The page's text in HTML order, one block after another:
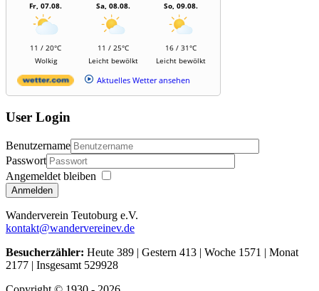
Fr, 07.08.
11 / 20°C
Wolkig
Sa, 08.08.
11 / 25°C
Leicht bewölkt
So, 09.08.
16 / 31°C
Leicht bewölkt
Aktuelles Wetter ansehen
User Login
Benutzername
Passwort
Angemeldet bleiben
Anmelden
Wanderverein Teutoburg e.V.
kontakt@wandervereinev.de
Besucherzähler: Heute 389 | Gestern 413 | Woche 1571 | Monat
2177 | Insgesamt 529928